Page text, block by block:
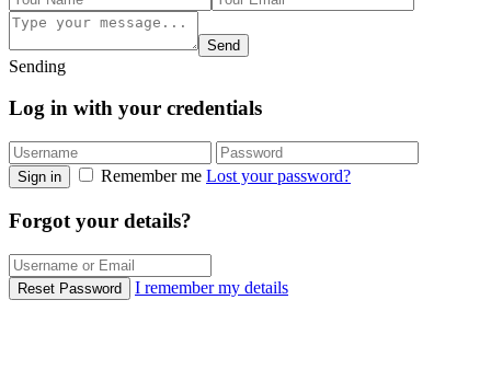
Send
Sending
Log in with your credentials
Sign in Remember me Lost your password?
Forgot your details?
Reset Password I remember my details